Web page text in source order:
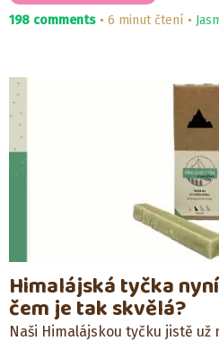
198 comments
6 minut čtení
Himalájská tyčka
čem je tak skvělá?
Naši Himalájskou tyčku jistě už